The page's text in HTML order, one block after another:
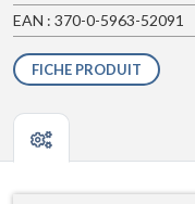
EAN : 370-0-5963-52091
FICHE PRODUIT